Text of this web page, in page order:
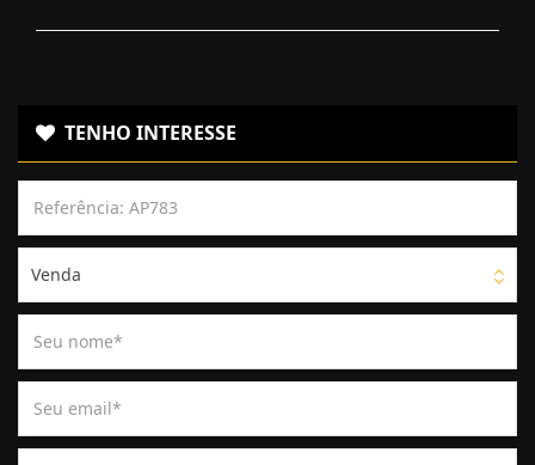
TENHO INTERESSE
Venda